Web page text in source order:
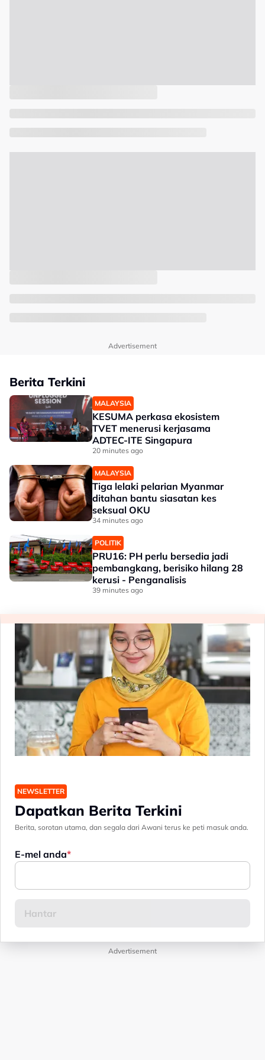
Advertisement
Berita Terkini
MALAYSIA
KESUMA perkasa ekosistem
TVET menerusi kerjasama
ADTEC-ITE Singapura
20 minutes ago
MALAYSIA
Tiga lelaki pelarian Myanmar
ditahan bantu siasatan kes
seksual OKU
34 minutes ago
POLITIK
PRU16: PH perlu bersedia jadi
pembangkang, berisiko hilang 28
kerusi - Penganalisis
39 minutes ago
NEWSLETTER
Dapatkan Berita Terkini
Berita, sorotan utama, dan segala dari Awani terus ke peti masuk anda.
E-mel anda
Advertisement